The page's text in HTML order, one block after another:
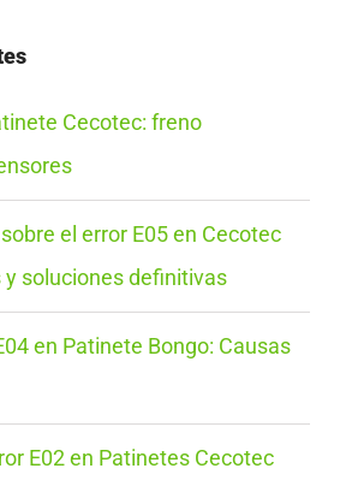
Cecotec: freno
el error E05 en Cecotec
y soluciones definitivas
en Patinete Bongo: Causas
E02 en Patinetes Cecotec